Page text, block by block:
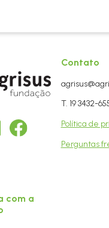
Contato
T. 19 3432-
Política de
Perguntas
com a